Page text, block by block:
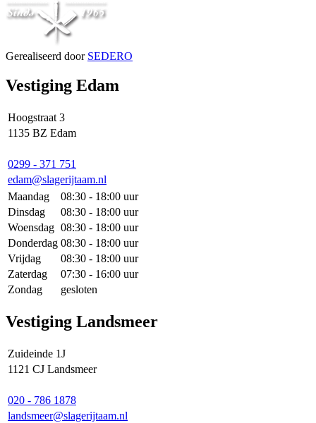
Gerealiseerd door SEDERO
Vestiging Edam
Hoogstraat 3
1135 BZ Edam
0299 - 371 751
edam@slagerijtaam.nl
Maandag
08:30 - 18:00 uur
Dinsdag
08:30 - 18:00 uur
Woensdag 08:30 - 18:00 uur
Donderdag 08:30 - 18:00 uur
Vrijdag
08:30 - 18:00 uur
Zaterdag
07:30 - 16:00 uur
Zondag
gesloten
Vestiging Landsmeer
Zuideinde 1J
1121 CJ Landsmeer
020 - 786 1878
landsmeer@slagerijtaam.nl